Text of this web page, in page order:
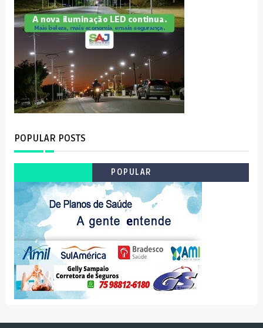
POPULAR POSTS
POPULAR